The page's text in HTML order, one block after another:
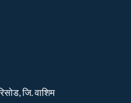
जि. वाशिम